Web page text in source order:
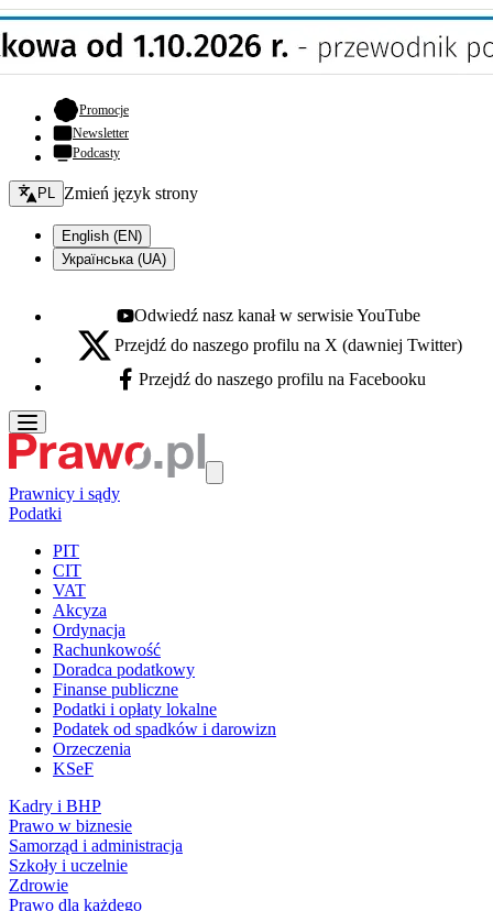
Promocje- otwiera się w nowej karcie
Newsletter
Podcasty
Zmień język - bieżący:
PL Zmień język strony
English (EN)
Українська (UA)
Youtube - otwiera się w nowej karcie
Odwiedź nasz kanał w serwisie YouTube
X - otwiera się w nowej karcie
Przejdź do naszego profilu na X (dawniej Twitter)
Facebook - otwiera się w nowej karcie
Przejdź do naszego profilu na Facebooku
Prawnicy i sądy
Podatki
PIT
CIT
VAT
Akcyza
Ordynacja
Rachunkowość
Doradca podatkowy
Finanse publiczne
Podatki i opłaty lokalne
Podatek od spadków i darowizn
Orzeczenia
KSeF
Kadry i BHP
Prawo w biznesie
Samorząd i administracja
Szkoły i uczelnie
Zdrowie
Prawo dla każdego